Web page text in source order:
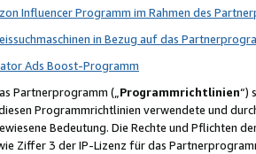
Influencer Programm im Rahmen des
in Bezug auf das
Ads Boost-Programm
Partnerprogramm („Programmrichtlinien“)
Programmrichtlinien verwendete und
Bedeutung. Die Rechte und Pflichten
Ziffer 3 der IP-Lizenz für das